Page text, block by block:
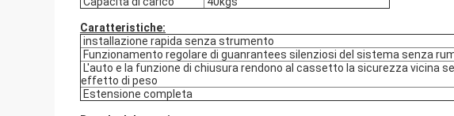
Caratteristiche:
installazione rapida senza strumento
Funzionamento regolare di guanrantees silenziosi del sistema senza
L'auto e la funzione di chiusura rendono al cassetto la sicurezza vicina
effetto di peso
Estensione completa